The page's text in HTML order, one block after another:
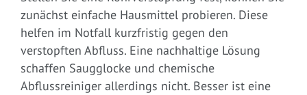
zunächst einfache Hausmittel probieren. Diese
helfen im Notfall kurzfristig gegen den
verstopften Abfluss. Eine nachhaltige Lösung
schaffen Saugglocke und chemische
Abflussreiniger allerdings nicht. Besser ist eine